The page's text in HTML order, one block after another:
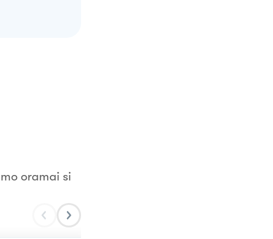
oramai si